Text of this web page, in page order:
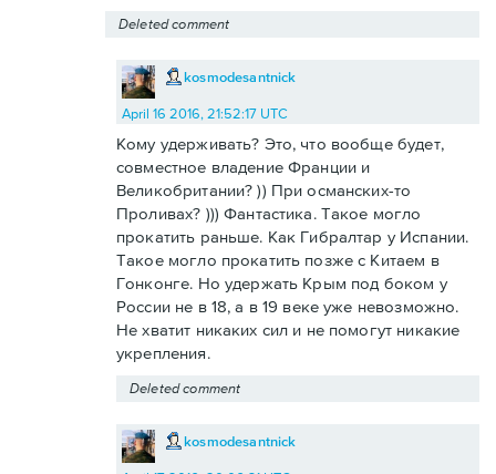
Deleted comment
kosmodesantnick
April 16 2016, 21:52:17 UTC
Кому удерживать? Это, что вообще будет,
совместное владение Франции и
Великобритании? )) При османских-то
Проливах? ))) Фантастика. Такое могло
прокатить раньше. Как Гибралтар у Испании.
Такое могло прокатить позже с Китаем в
Гонконге. Но удержать Крым под боком у
России не в 18, а в 19 веке уже невозможно.
Не хватит никаких сил и не помогут никакие
укрепления.
Deleted comment
kosmodesantnick